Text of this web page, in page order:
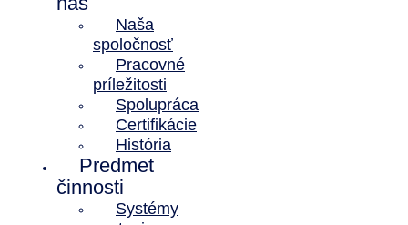
Naša
spoločnosť
Pracovné
príležitosti
Spolupráca
Certifikácie
História
Predmet
činnosti
Systémy